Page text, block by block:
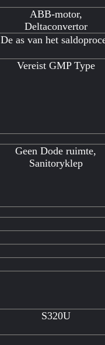
ABB-motor,
Deltaconvertor
De as van het
Vereist GMP Type
Geen Dode ruimte,
Sanitoryklep
S320U